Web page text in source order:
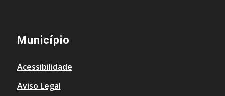
Município
Acessibilidade
Aviso Legal